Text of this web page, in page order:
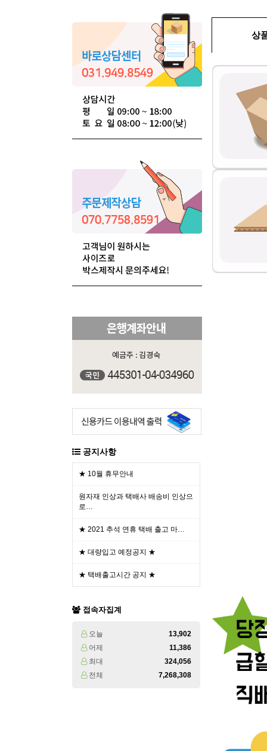
공지사항
★ 10월 휴무안내
원자재 인상과 택배사 배송비 인상으
로…
★ 2021 추석 연휴 택배 출고 마…
★ 대량입고 예정공지 ★
★ 택배출고시간 공지 ★
접속자집계
오늘
13,902
어제
11,386
최대
324,056
전체
7,268,308
상